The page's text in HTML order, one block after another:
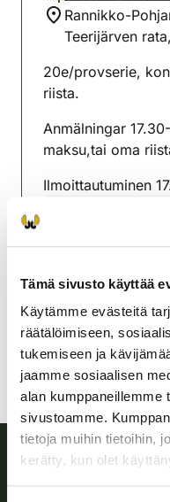
Tämä sivusto käyttää
Käytämme evästeitä
räätälöimiseen,
tukemiseen ja
jaamme sosiaalisen
alan kumppaneillemme
sivustoamme.
tietoja muihin tietoihin,
kerätty, kun olet
Rannikko-
Teerijärven rata,
20e/provserie,
riista.
Anmälningar
maksu,tai oma
Ilmoittautuminen
050-